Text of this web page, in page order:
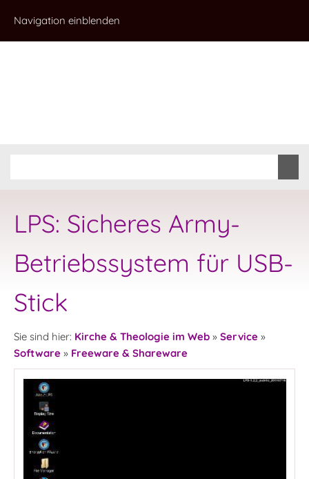
Navigation einblenden
LPS: Sicheres Army-
Betriebssystem für USB-
Stick
Sie sind hier: Kirche & Theologie im Web » Service »
Software » Freeware & Shareware